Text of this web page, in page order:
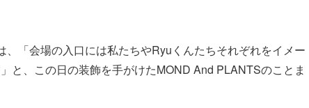
、「会場の入口には私たちやRyuくんたちそれぞれをイメー
と、この日の装飾を手がけたMOND And PLANTSのことま